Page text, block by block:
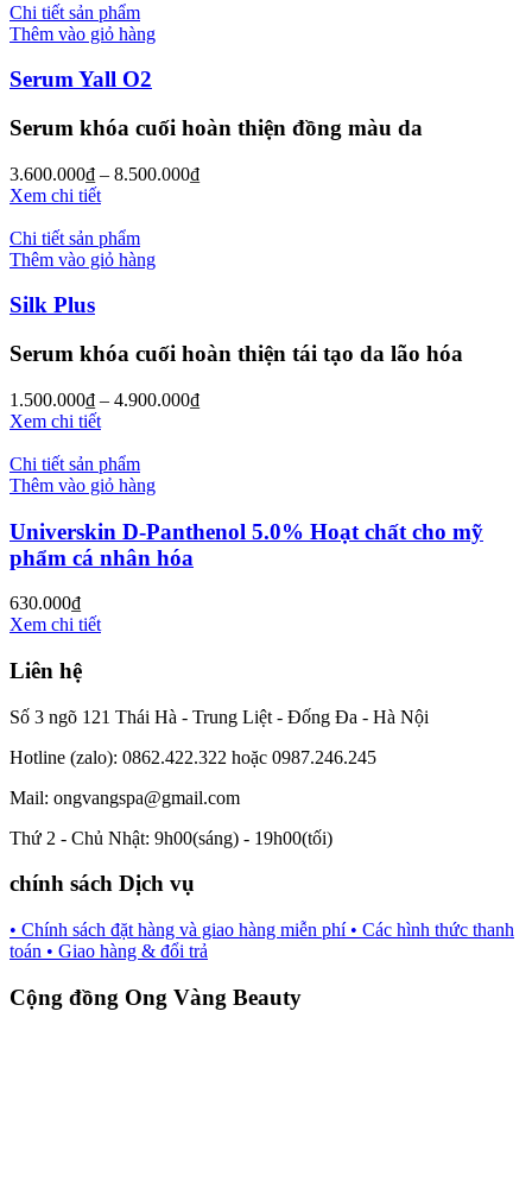
Chi tiết sản phẩm
Thêm vào giỏ hàng
Serum Yall O2
Serum khóa cuối hoàn thiện đồng màu da
3.600.000₫ – 8.500.000₫
Xem chi tiết
Chi tiết sản phẩm
Thêm vào giỏ hàng
Silk Plus
Serum khóa cuối hoàn thiện tái tạo da lão hóa
1.500.000₫ – 4.900.000₫
Xem chi tiết
Chi tiết sản phẩm
Thêm vào giỏ hàng
Universkin D-Panthenol 5.0% Hoạt chất cho mỹ
phẩm cá nhân hóa
630.000₫
Xem chi tiết
Liên hệ
Số 3 ngõ 121 Thái Hà - Trung Liệt - Đống Đa - Hà Nội
Hotline (zalo): 0862.422.322 hoặc 0987.246.245
Mail: ongvangspa@gmail.com
Thứ 2 - Chủ Nhật: 9h00(sáng) - 19h00(tối)
chính sách Dịch vụ
• Chính sách đặt hàng và giao hàng miễn phí • Các hình thức thanh
toán • Giao hàng & đổi trả
Cộng đồng Ong Vàng Beauty